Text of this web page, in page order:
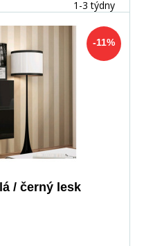
1-3 týdny
-11%
/ černý lesk